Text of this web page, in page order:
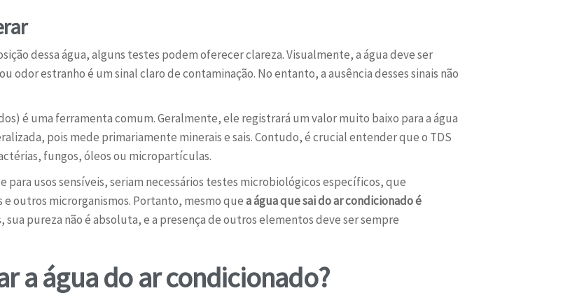
dessa água, alguns testes podem oferecer clareza. Visualmente, a água deve ser
odor estranho é um sinal claro de contaminação. No entanto, a ausência desses sinais não
é uma ferramenta comum. Geralmente, ele registrará um valor muito baixo para a água
pois mede primariamente minerais e sais. Contudo, é crucial entender que o TDS
fungos, óleos ou micropartículas.
para usos sensíveis, seriam necessários testes microbiológicos específicos, que
outros microrganismos. Portanto, mesmo quea água que sai do ar condicionado é
sua pureza não é absoluta, e a presença de outros elementos deve ser sempre
a água do ar condicionado?